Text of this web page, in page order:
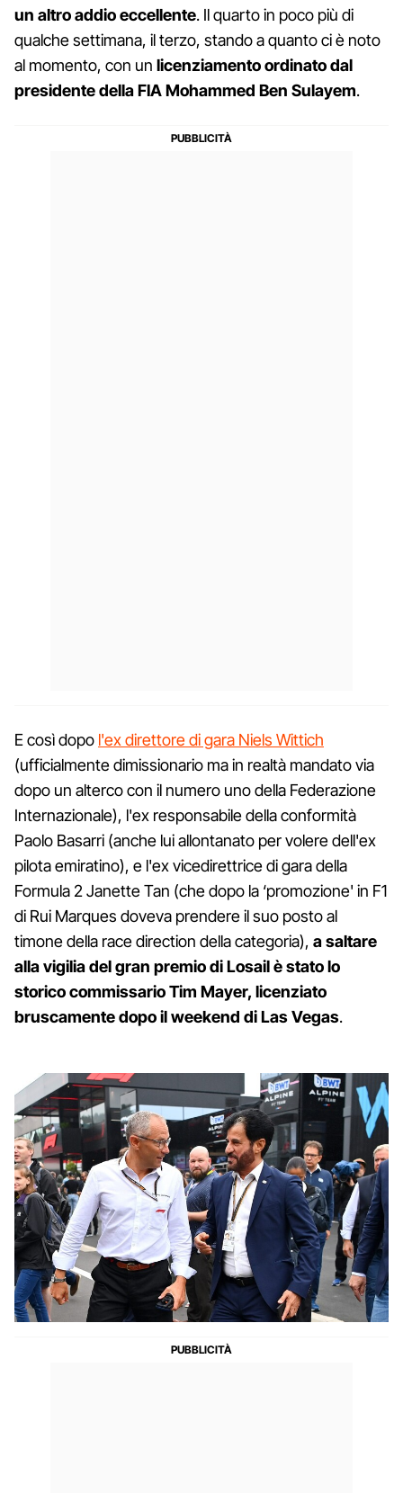
un altro addio eccellente. Il quarto in poco più di
qualche settimana, il terzo, stando a quanto ci è noto
al momento, con un licenziamento ordinato dal
presidente della FIA Mohammed Ben Sulayem.
E così dopo l'ex direttore di gara Niels Wittich
(ufficialmente dimissionario ma in realtà mandato via
dopo un alterco con il numero uno della Federazione
Internazionale), l'ex responsabile della conformità
Paolo Basarri (anche lui allontanato per volere dell'ex
pilota emiratino), e l'ex vicedirettrice di gara della
Formula 2 Janette Tan (che dopo la ‘promozione' in F1
di Rui Marques doveva prendere il suo posto al
timone della race direction della categoria), a saltare
alla vigilia del gran premio di Losail è stato lo
storico commissario Tim Mayer, licenziato
bruscamente dopo il weekend di Las Vegas.